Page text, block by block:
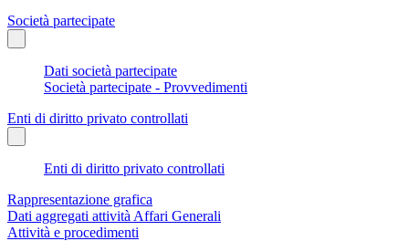
Società partecipate
Dati società partecipate
Società partecipate - Provvedimenti
Enti di diritto privato controllati
Enti di diritto privato controllati
Rappresentazione grafica
Dati aggregati attività Affari Generali
Attività e procedimenti